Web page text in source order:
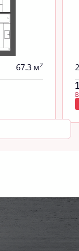
67.3 м2